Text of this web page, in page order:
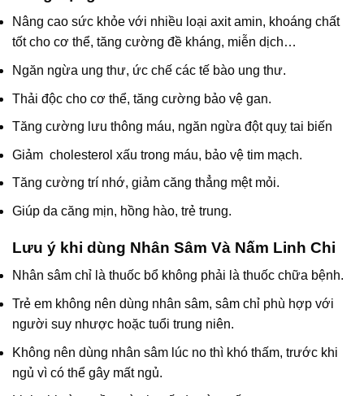
Nâng cao sức khỏe với nhiều loại axit amin, khoáng chất
tốt cho cơ thể, tăng cường đề kháng, miễn dịch…
Ngăn ngừa ung thư, ức chế các tế bào ung thư.
Thải độc cho cơ thể, tăng cường bảo vệ gan.
Tăng cường lưu thông máu, ngăn ngừa đột quỵ tai biến
Giảm cholesterol xấu trong máu, bảo vệ tim mạch.
Tăng cường trí nhớ, giảm căng thẳng mệt mỏi.
Giúp da căng mịn, hồng hào, trẻ trung.
Lưu ý khi dùng Nhân Sâm Và Nấm Linh Chi
Nhân sâm chỉ là thuốc bổ không phải là thuốc chữa bệnh.
Trẻ em không nên dùng nhân sâm, sâm chỉ phù hợp với
người suy nhược hoặc tuổi trung niên.
Không nên dùng nhân sâm lúc no thì khó thấm, trước khi
ngủ vì có thể gây mất ngủ.